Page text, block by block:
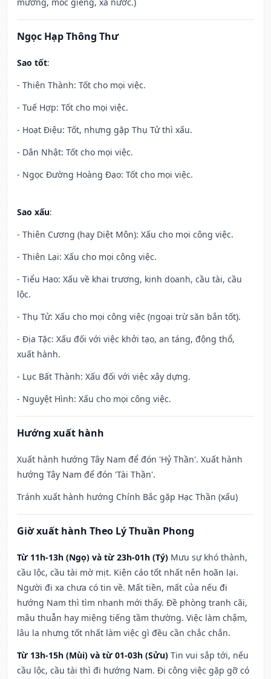
Ngọc Hạp Thông Thư
Sao tốt:
- Thiên Thành: Tốt cho mọi việc.
- Tuế Hợp: Tốt cho mọi việc.
- Hoạt Điệu: Tốt, nhưng gặp Thụ Tử thì xấu.
- Dân Nhật: Tốt cho mọi việc.
- Ngọc Đường Hoàng Đạo: Tốt cho mọi việc.
Sao xấu:
- Thiên Cương (hay Diệt Môn): Xấu cho mọi công việc.
- Thiên Lại: Xấu cho mọi công việc.
- Tiểu Hao: Xấu về khai trương, kinh doanh, cầu tài, cầu
lộc.
- Thụ Tử: Xấu cho mọi công việc (ngoại trừ săn bắn tốt).
- Địa Tặc: Xấu đối với việc khởi tạo, an táng, động thổ,
xuất hành.
- Lục Bất Thành: Xấu đối với việc xây dựng.
- Nguyệt Hình: Xấu cho mọi công việc.
Hướng xuất hành
Xuất hành hướng Tây Nam để đón 'Hỷ Thần'. Xuất hành
hướng Tây Nam để đón 'Tài Thần'.
Tránh xuất hành hướng Chính Bắc gặp Hạc Thần (xấu)
Giờ xuất hành Theo Lý Thuần Phong
Từ 11h-13h (Ngọ) và từ 23h-01h (Tý) Mưu sự khó thành,
cầu lộc, cầu tài mờ mịt. Kiện cáo tốt nhất nên hoãn lại.
Người đi xa chưa có tin về. Mất tiền, mất của nếu đi
hướng Nam thì tìm nhanh mới thấy. Đề phòng tranh cãi,
mâu thuẫn hay miệng tiếng tầm thường. Việc làm chậm,
lâu la nhưng tốt nhất làm việc gì đều cần chắc chắn.
Từ 13h-15h (Mùi) và từ 01-03h (Sửu) Tin vui sắp tới, nếu
cầu lộc, cầu tài thì đi hướng Nam. Đi công việc gặp gỡ có